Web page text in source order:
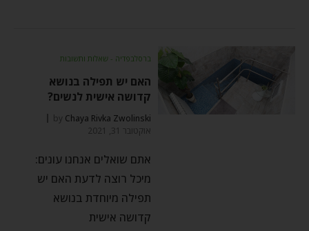
ברסלבפדיה - שאלות ותשובות
האם יש תפילה בנושא
קדושה אישית לנשים?
by Chaya Rivka Zwolinski
אוקטובר 31, 2021
אתם שואלים אנחנו עונים:
מיכל רוצה לדעת האם יש
תפילה מיוחדת בנושא
קדושה אישית